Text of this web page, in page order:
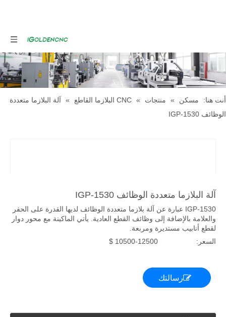
أنت هنا: مسكن » منتجات » CNC البلازما القاطع »
آلة البلازما متعددة
الوظائف IGP-1530
آلة البلازما متعددة الوظائف IGP-1530
IGP-1530 عبارة عن آلة بلازما متعددة الوظائف لديها القدرة على الحفر
والعلامة بالإضافة إلى وظائف القطع العادية. يأتي الماكينة مع محور دوار
لقطع أنابيب مستديرة ومربعة.
السعر:
10500-12500 $
رسالتك